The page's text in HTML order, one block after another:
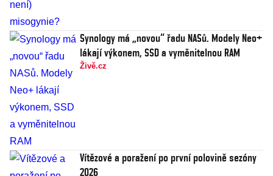
Synology má „novou“ řadu NASů. Modely Neo+
lákají výkonem, SSD a vyměnitelnou RAM
Živě.cz
Vítězové a poražení po první polovině sezóny
2026